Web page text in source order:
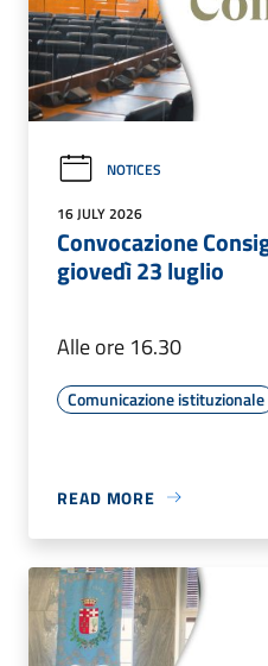
NOTICES
16 JULY 2026
Convocazione
giovedì 23 luglio
Alle ore 16.30
Comunicazione istituzionale
READ MORE